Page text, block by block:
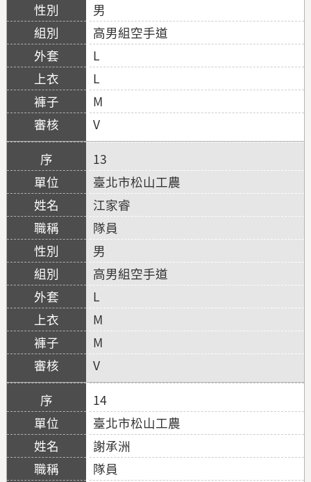
男
高男組空手道
L
L
M
V
13
臺北市松山工農
江家睿
隊員
男
高男組空手道
L
M
M
V
14
臺北市松山工農
謝承洲
隊員